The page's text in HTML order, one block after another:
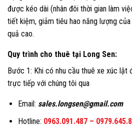
được kéo dài (nhân đôi thời gian làm
tiết kiệm, giảm tiêu hao năng lượng
quả cao.
Quy trình cho thuê tại Long Sen:
Bước 1: Khi có nhu cầu thuê xe xúc lật
trực tiếp với chúng tôi qua
Email: sales.longsen@gmail.com
Hotline: 0963.091.487–